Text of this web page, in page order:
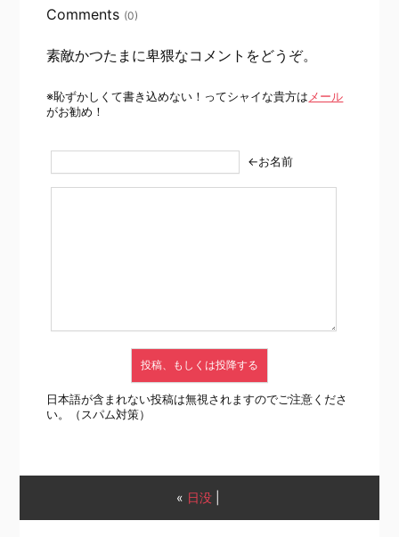
Comments (0)
素敵かつたまに卑猥なコメントをどうぞ。
※恥ずかしくて書き込めない！ってシャイな貴方は メール
がお勧め！
←お名前
日本語が含まれない投稿は無視されますのでご注意くださ
い。（スパム対策）
« 日没|